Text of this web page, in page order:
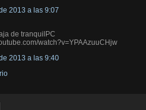
2013 a las 9:07
de tranquilPC
watch?v=YPAAzuuCHjw
2013 a las 9:40